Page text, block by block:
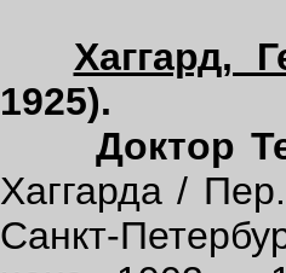
Хаггард,
1925).
Доктор
Хаггарда /
Санкт-